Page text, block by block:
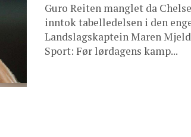
Guro Reiten manglet da
inntok tabelledelsen i den
Landslagskaptein Maren
Sport: Før lørdagens kamp...